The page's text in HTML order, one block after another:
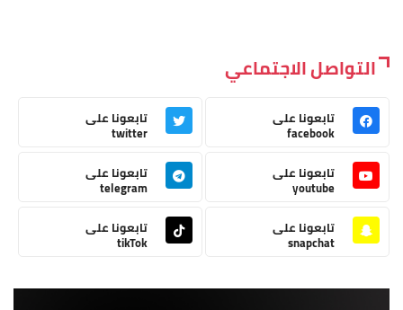
التواصل الاجتماعي
تابعونا على
facebook
تابعونا على
twitter
تابعونا على
youtube
تابعونا على
telegram
تابعونا على
snapchat
تابعونا على
tikTok